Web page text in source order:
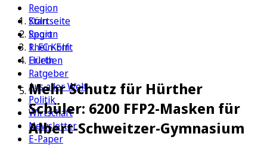
Region
Köln
Sport
1. FC Köln
Erleben
Ratgeber
Aus aller Welt
Politik
Wirtschaft
Newsletter
E-Paper
Startseite
Region
Rhein-Erft
Hürth
Mehr Schutz für Hürther
Schüler: 6200 FFP2-Masken für
Albert-Schweitzer-Gymnasium